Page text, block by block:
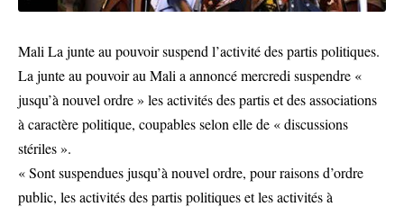
Mali La junte au pouvoir suspend l’activité des partis politiques.
La junte au pouvoir au Mali a annoncé mercredi suspendre «
jusqu’à nouvel ordre » les activités des partis et des associations
à caractère politique, coupables selon elle de « discussions
stériles ».
« Sont suspendues jusqu’à nouvel ordre, pour raisons d’ordre
public, les activités des partis politiques et les activités à